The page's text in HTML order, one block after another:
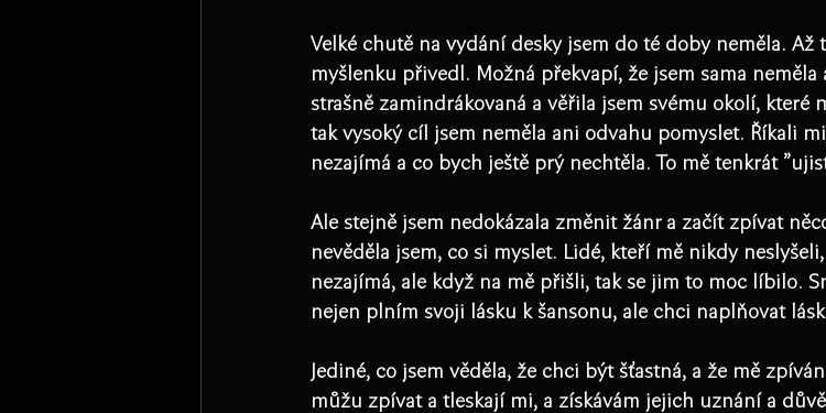
Velké chutě na vydání desky jsem do té doby neměla. Až
myšlenku přivedl. Možná překvapí, že jsem sama
strašně zamindrákovaná a věřila jsem svému okolí, které
tak vysoký cíl jsem neměla ani odvahu pomyslet. Říkali
nezajímá a co bych ještě prý nechtěla. To mě tenkrát
Ale stejně jsem nedokázala změnit žánr a začít zpívat
nevěděla jsem, co si myslet. Lidé, kteří mě nikdy
nezajímá, ale když na mě přišli, tak se jim to moc líbilo.
nejen plním svoji lásku k šansonu, ale chci naplňovat
Jediné, co jsem věděla, že chci být šťastná, a že mě
můžu zpívat a tleskají mi, a získávám jejich uznání a